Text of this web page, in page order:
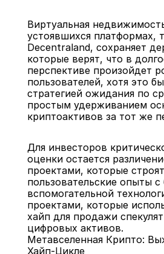
Виртуальная
устоявшихся платформах,
Decentraland, сохраняет
которые верят, что в
перспективе произойдет
пользователей, хотя это
стратегией ожидания по
простым удерживанием
криптоактивов за тот же
Для инвесторов
оценки остается
проектами, которые
пользовательские опыты
вспомогательной
проектами, которые
хайп для продажи
цифровых активов.
Метавселенная Крипто:
Хайп-Цикле